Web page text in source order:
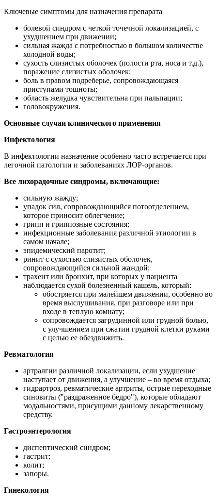
Ключевые симптомы для назначения препарата
болевой синдром с четкой точечной локализацией, с
ухудшением при движении;
сильная жажда с потребностью в большом количестве
холодной воды;
сухость слизистых оболочек (полости рта, носа и т.д.),
поражение слизистых оболочек;
боль в правом подреберье, сопровождающаяся
приступами тошноты;
область желудка чувствительна при пальпации;
головокружения.
Основные случаи клинического применения
Инфектология
В инфектологии назначение особенно часто встречается при
легочной патологии и заболеваниях ЛОР-органов.
Все лихорадочные синдромы, включающие:
сильную жажду;
упадок сил, сопровождающийся потоотделением,
которое приносит облегчение;
грипп и гриппозные состояния;
инфекционные заболевания различной этиологии в
самом начале;
эпидемический паротит;
ринит с сухостью слизистых оболочек,
сопровождающийся сильной жаждой;
трахеит или бронхит, при которых у пациента
наблюдается сухой болезненный кашель, который:
обостряется при малейшем движении, особенно во
время выслушивания, при разговоре или при
входе в теплую комнату;
сопровождается загрудинной или грудной болью,
с улучшением при сжатии грудной клетки руками
с целью ее обездвижить.
Ревматология
артралгии различной локализации, если ухудшение
наступает от движения, а улучшение – во время отдыха;
гидрартроз, ревматические артриты, острые переходные
синовиты ("раздраженное бедро"), которые обладают
модальностями, присущими данному лекарственному
средству.
Гастроэнтерология
диспептический синдром;
гастрит;
колит;
запоры.
Гинекология